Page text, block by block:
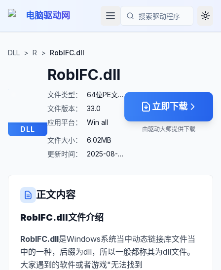
电脑驱动网
搜索
DLL > R > RobIFC.dll
DLL
RobIFC.dll
文件类型：
64位PE文件
文件版本：
33.0
应用平台：
Win all
文件大小：
6.02MB
更新时间：
2025-08-23
立即下载
由驱动大师提供下载
正文内容
RobIFC.dll文件介绍
RobIFC.dll是Windows系统当中动态链接库文件当
中的一种，后缀为dll，所以一般都称其为dll文件。
大家遇到的软件或者游戏"无法找到